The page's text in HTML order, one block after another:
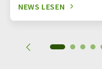
NEWS LESEN